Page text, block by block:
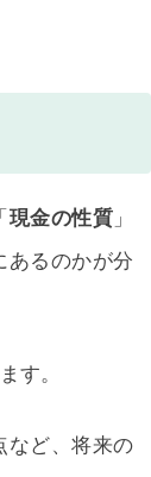
現金の性質 」
あるのかが分
す。
など、将来の